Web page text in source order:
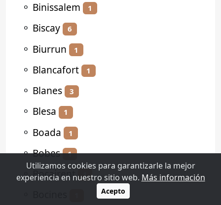
⚬ Binissalem 1
⚬ Biscay 6
⚬ Biurrun 1
⚬ Blancafort 1
⚬ Blanes 3
⚬ Blesa 1
⚬ Boada 1
⚬Bobes 1
⚬Bocairent 1
Utilizamos cookies para garantizarle la mejor
experiencia en nuestro sitio web. Más información
Acepto